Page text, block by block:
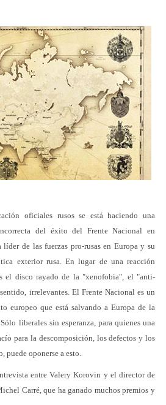
oficiales rusos se está haciendo una
del éxito del Frente Nacional en
de las fuerzas pro-rusas en Europa y su
exterior rusa. En lugar de una reacción
el disco rayado de la "xenofobia", el "anti-
irrelevantes. El Frente Nacional es un
europeo que está salvando a Europa de la
liberales sin esperanza, para quienes una
para la descomposición, los defectos y los
puede oponerse a esto.
entre Valery Korovin y el director de
Carré, que ha ganado muchos premios y